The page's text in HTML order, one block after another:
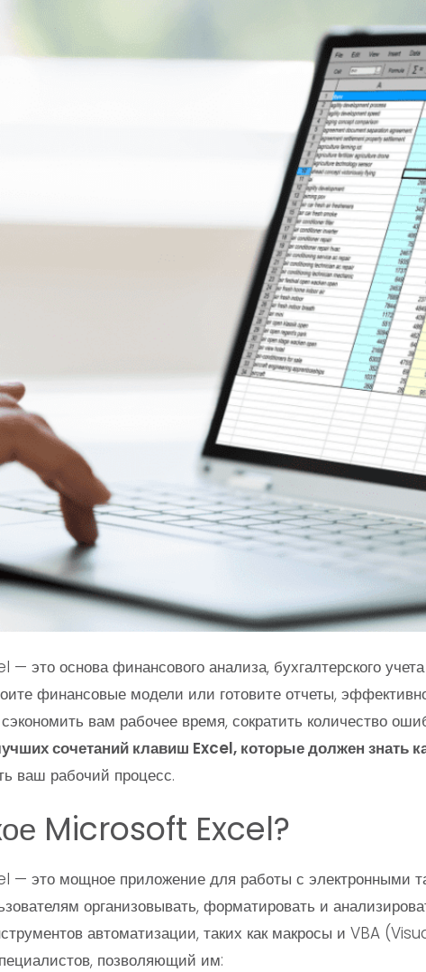
это основа финансового анализа, бухгалтерского
финансовые модели или готовите отчеты,
вам рабочее время, сократить количество
сочетаний клавиш Excel, которые должен знать
ваш рабочий процесс.
Microsoft Excel?
— это мощное приложение для работы с электронными
организовывать, форматировать и
автоматизации, таких как макросы и VBA
позволяющий им: